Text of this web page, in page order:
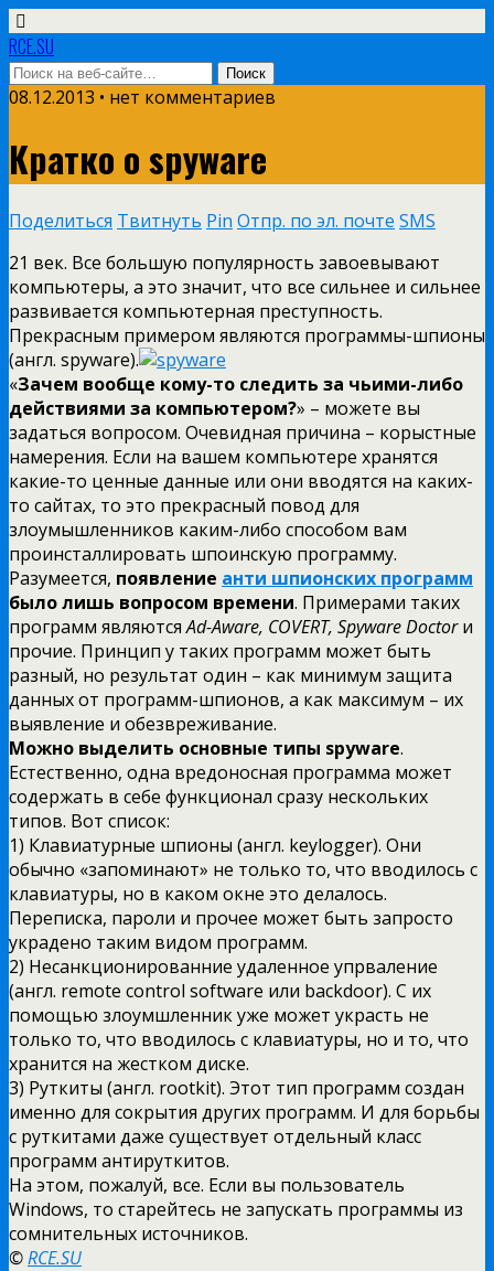
RCE.SU
08.12.2013 • нет комментариев
Кратко о spyware
Поделиться Твитнуть Pin Отпр. по эл. почте SMS
21 век. Все большую популярность завоевывают
компьютеры, а это значит, что все сильнее и сильнее
развивается компьютерная преступность.
Прекрасным примером являются программы-шпионы
(англ. spyware).
«Зачем вообще кому-то следить за чьими-либо
действиями за компьютером?» – можете вы
задаться вопросом. Очевидная причина – корыстные
намерения. Если на вашем компьютере хранятся
какие-то ценные данные или они вводятся на каких-
то сайтах, то это прекрасный повод для
злоумышленников каким-либо способом вам
проинсталлировать шпоинскую программу.
Разумеется, появление анти шпионских программ
было лишь вопросом времени. Примерами таких
программ являютсяAd-Aware, COVERT, Spyware Doctorи
прочие. Принцип у таких программ может быть
разный, но результат один – как минимум защита
данных от программ-шпионов, а как максимум – их
выявление и обезвреживание.
Можно выделить основные типы spyware.
Естественно, одна вредоносная программа может
содержать в себе функционал сразу нескольких
типов. Вот список:
1) Клавиатурные шпионы (англ. keylogger). Они
обычно «запоминают» не только то, что вводилось с
клавиатуры, но в каком окне это делалось.
Переписка, пароли и прочее может быть запросто
украдено таким видом программ.
2) Несанкционированние удаленное упрваление
(англ. remote control software или backdoor). С их
помощью злоумшленник уже может украсть не
только то, что вводилось с клавиатуры, но и то, что
хранится на жестком диске.
3) Руткиты (англ. rootkit). Этот тип программ создан
именно для сокрытия других программ. И для борьбы
с руткитами даже существует отдельный класс
программ антируткитов.
На этом, пожалуй, все. Если вы пользователь
Windows, то старейтесь не запускать программы из
сомнительных источников.
©RCE.SU